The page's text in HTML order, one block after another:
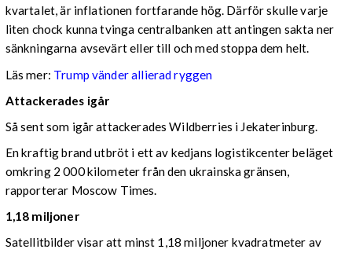
kvartalet, är inflationen fortfarande hög. Därför skulle varje
liten chock kunna tvinga centralbanken att antingen sakta ner
sänkningarna avsevärt eller till och med stoppa dem helt.
Läs mer: Trump vänder allierad ryggen
Attackerades igår
Så sent som igår attackerades Wildberries i Jekaterinburg.
En kraftig brand utbröt i ett av kedjans logistikcenter beläget
omkring 2 000 kilometer från den ukrainska gränsen,
rapporterar Moscow Times.
1,18 miljoner
Satellitbilder visar att minst 1,18 miljoner kvadratmeter av